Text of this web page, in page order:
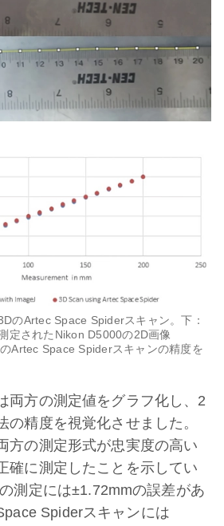
のArtec Space Spiderスキャン。下：
定されたNikon D5000の2D画像
Artec Space Spiderスキャンの精度を
両方の測定値をグラフ化し、2
の精度を視覚化させました。
方の測定形式が忠実度の高い
確に測定したことを示してい
測定には±1.72mmの誤差があ
Spiderスキャンには